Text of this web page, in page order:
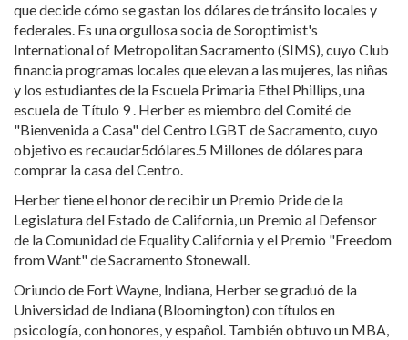
que decide cómo se gastan los dólares de tránsito locales y
federales. Es una orgullosa socia de Soroptimist's
International of Metropolitan Sacramento (SIMS), cuyo Club
financia programas locales que elevan a las mujeres, las niñas
y los estudiantes de la Escuela Primaria Ethel Phillips, una
escuela de Título 9 . Herber es miembro del Comité de
"Bienvenida a Casa" del Centro LGBT de Sacramento, cuyo
objetivo es recaudar5dólares.5 Millones de dólares para
comprar la casa del Centro.
Herber tiene el honor de recibir un Premio Pride de la
Legislatura del Estado de California, un Premio al Defensor
de la Comunidad de Equality California y el Premio "Freedom
from Want" de Sacramento Stonewall.
Oriundo de Fort Wayne, Indiana, Herber se graduó de la
Universidad de Indiana (Bloomington) con títulos en
psicología, con honores, y español. También obtuvo un MBA,